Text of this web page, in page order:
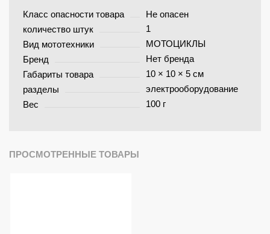
Класс опасности товара
Не опасен
количество штук
1
Вид мототехники
МОТОЦИКЛЫ
Бренд
Нет бренда
Габариты товара
10 × 10 × 5 см
разделы
электрооборудование
Вес
100 г
ПРОСМОТРЕННЫЕ ТОВАРЫ